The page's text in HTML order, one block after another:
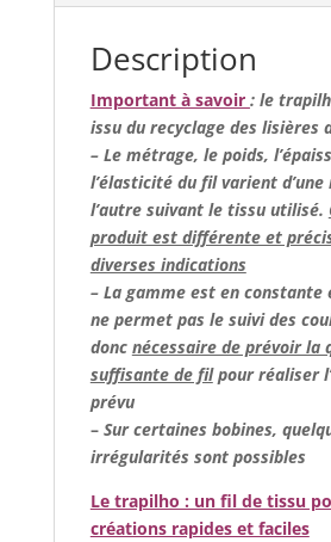
Description
Important à savoir : le
issu du recyclage des lisières
– Le métrage, le poids,
l’élasticité du fil varient d’une
l’autre suivant le tissu utilisé.
produit est différente et
diverses indications
– La gamme est en constante
ne permet pas le suivi des
donc nécessaire de prévoir la
suffisante de filpour réaliser
prévu
– Sur certaines bobines,
irrégularités sont possibles
Le trapilho : un fil de tissu
créations rapides et faciles